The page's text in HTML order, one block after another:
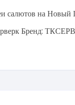
салютов на Новый
Бренд: